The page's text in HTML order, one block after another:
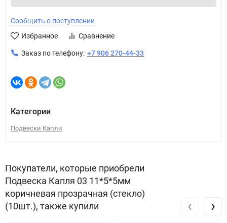
Сообщить о поступлении
Избранное
Сравнение
Заказ по телефону: +7 906 270-44-33
Категории
Подвески Капли
Покупатели, которые приобрели
Подвеска Капля 03 11*5*5мм
коричневая прозрачная (стекло)
(10шт.), также купили
‹ ›